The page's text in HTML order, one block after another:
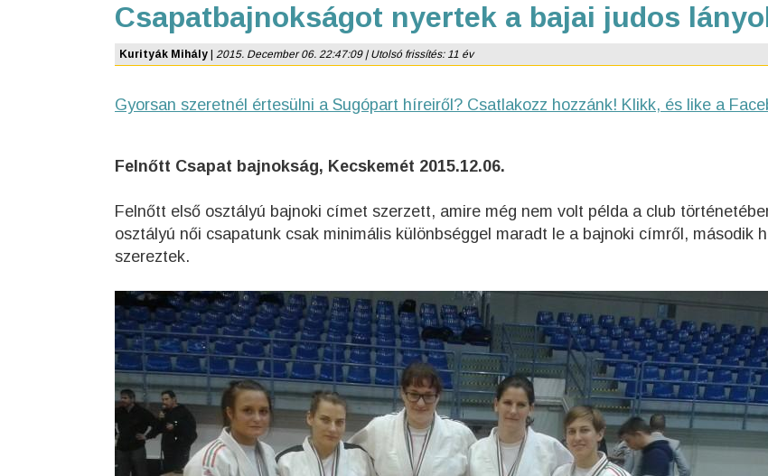
Csapatbajnokságot nyertek a bajai judos
Kurityák Mihály 2015. December 06. 22:47:09 | Utolsó frissítés: 11 év
Gyorsan szeretnél értesülni a Sugópart híreiről? Csatlakozz hozzánk! Klikk, és like a
Felnőtt Csapat bajnokság, Kecskemét 2015.12.06.
Felnőtt első osztályú bajnoki címet szerzett, amire még nem volt példa a club
osztályú női csapatunk csak minimális különbséggel maradt le a bajnoki címről, második
szereztek.